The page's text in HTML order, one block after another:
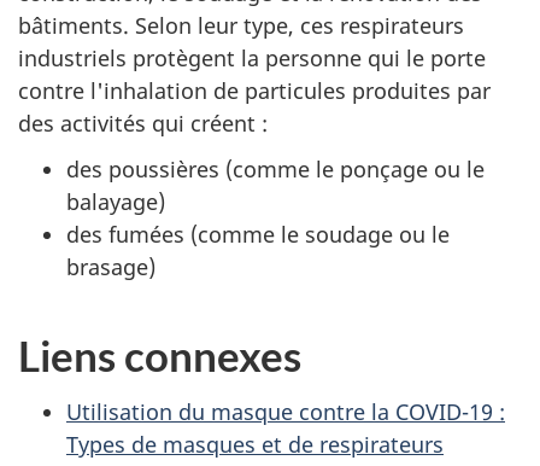
bâtiments. Selon leur type, ces respirateurs
industriels protègent la personne qui le porte
contre l'inhalation de particules produites par
des activités qui créent :
des poussières (comme le ponçage ou le
balayage)
des fumées (comme le soudage ou le
brasage)
Liens connexes
Utilisation du masque contre la COVID-19 :
Types de masques et de respirateurs